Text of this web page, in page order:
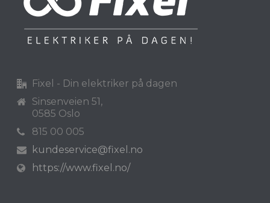
Fixel - Din elektriker på dagen
Sinsenveien 51,
0585 Oslo
815 00 005
kundeservice@fixel.no
https://www.fixel.no/